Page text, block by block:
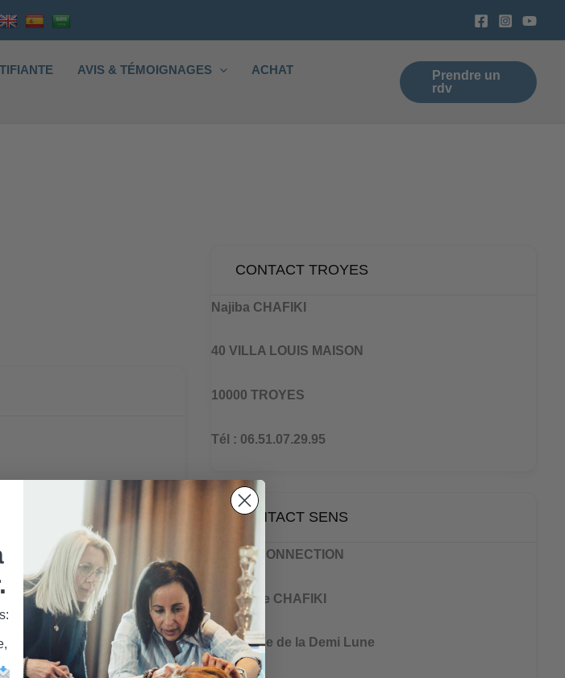
AVIS & TÉMOIGNAGES
ACHAT
Prendre un
rdv
CONTACT TROYES
Najiba CHAFIKI
40 VILLA LOUIS MAISON
10000 TROYES
Tél : 06.51.07.29.95
CONTACT SENS
BRAIN CONNECTION
Ibtissame CHAFIKI
2 Impasse de la Demi Lune